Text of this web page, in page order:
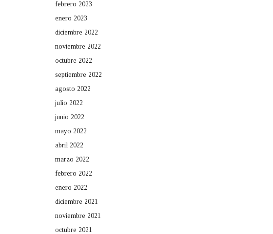
febrero 2023
enero 2023
diciembre 2022
noviembre 2022
octubre 2022
septiembre 2022
agosto 2022
julio 2022
junio 2022
mayo 2022
abril 2022
marzo 2022
febrero 2022
enero 2022
diciembre 2021
noviembre 2021
octubre 2021